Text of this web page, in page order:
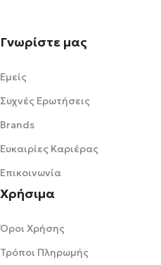
Γνωρίστε μας
Εμείς
Συχνές Ερωτήσεις
Brands
Ευκαιρίες Καριέρας
Επικοινωνία
Χρήσιμα
Όροι Χρήσης
Τρόποι Πληρωμής